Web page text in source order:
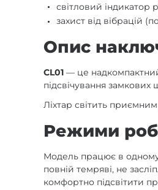
світловий індикатор
захист від вібрацій
Опис
CL01 — це
підсвічування замкових
Ліхтар світить
Режими
Модель працює в
повній темряві, не
комфортно підсвітити